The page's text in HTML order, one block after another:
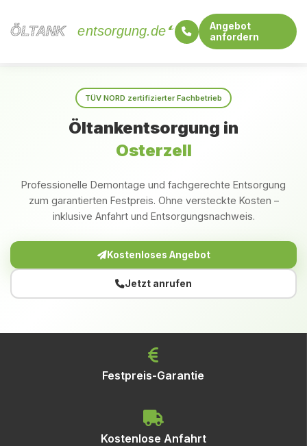
ÖLTANK
ÖLTANK entsorgung.de
Angebot
anfordern
TÜV NORD zertifizierter Fachbetrieb
Öltankentsorgung in
Osterzell
Professionelle Demontage und fachgerechte Entsorgung
zum garantierten Festpreis. Ohne versteckte Kosten –
inklusive Anfahrt und Entsorgungsnachweis.
Kostenloses Angebot
Jetzt anrufen
Festpreis-Garantie
Kostenlose Anfahrt